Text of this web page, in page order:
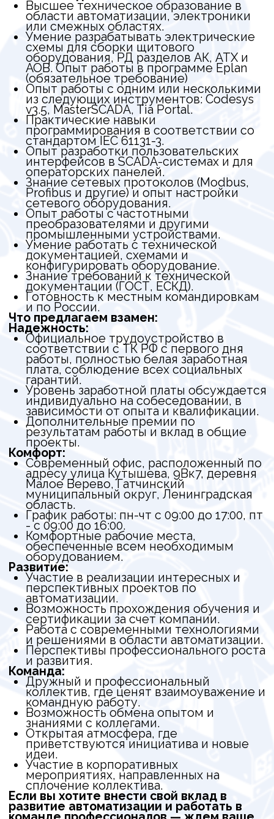
преобразователями и другими
промышленными устройствами.
Умение работать с технической
документацией, схемами и
конфигурировать оборудование.
Знание требований к технической
документации (ГОСТ, ЕСКД).
Готовность к местным командировкам
и по России.
Что предлагаем взамен:
Надежность:
Официальное трудоустройство в
соответствии с ТК РФ с первого дня
работы, полностью белая заработная
плата, соблюдение всех социальных
гарантий.
Уровень заработной платы обсуждается
индивидуально на собеседовании, в
зависимости от опыта и квалификации.
Дополнительные премии по
результатам работы и вклад в общие
проекты.
Комфорт:
Современный офис, расположенный по
адресу улица Кутышева, 9Вк7, деревня
Малое Верево, Гатчинский
муниципальный округ, Ленинградская
область.
График работы: пн-чт с 09:00 до 17:00, пт
- с 09:00 до 16:00.
Комфортные рабочие места,
обеспеченные всем необходимым
оборудованием.
Развитие:
Участие в реализации интересных и
перспективных проектов по
автоматизации.
Возможность прохождения обучения и
сертификации за счет компании.
Работа с современными технологиями
и решениями в области автоматизации.
Перспективы профессионального роста
и развития.
Команда:
Дружный и профессиональный
коллектив, где ценят взаимоуважение и
командную работу.
Возможность обмена опытом и
знаниями с коллегами.
Открытая атмосфера, где
приветствуются инициатива и новые
идеи.
Участие в корпоративных
мероприятиях, направленных на
сплочение коллектива.
Если вы хотите внести свой вклад в
развитие автоматизации и работать в
команде профессионалов — ждем ваше
резюме!
Также рассматриваем кандидатов на
позицию Junior с профильным
образованием и минимальным опытом.
Условия обсуждаются индивидуально.
Откликнутся
CODESYS
Автоматизация технологических процессов
АСУ ТП
ePLAN
Master Scada 4D
Обсудим вашу задачу по
автоматизации
Разберём текущую систему и предложим
решение без лишних затрат.